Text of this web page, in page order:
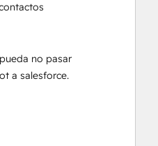
no pasar
a salesforce.